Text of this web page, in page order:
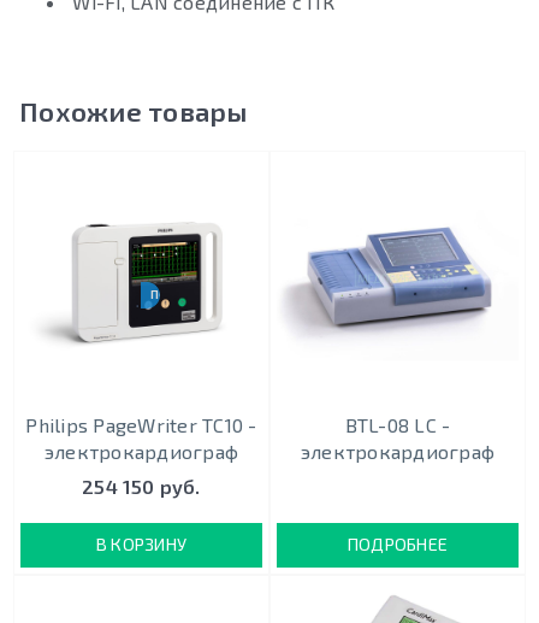
Похожие товары
ПОРТАТИВНЫЙ
Philips PageWriter TC10 -
электрокардиограф
254 150 руб.
В КОРЗИНУ
BTL-08 LC -
электрокардиограф
ПОДРОБНЕЕ